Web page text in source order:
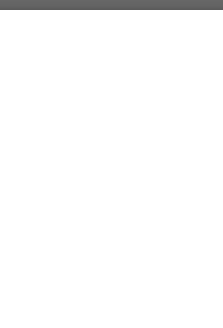
under varumärket Färskvaruhallen Menigo. Ett varumärke som
djup kunskap, högre servicenivå och kortare ledtider i stora delar